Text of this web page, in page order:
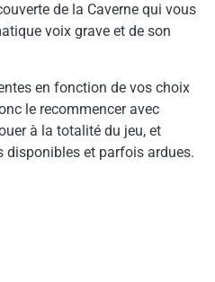
de la Caverne qui vous
voix grave et de son
en fonction de vos choix
le recommencer avec
à la totalité du jeu, et
disponibles et parfois ardues.